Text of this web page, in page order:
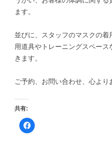
ます。
並びに、スタッフのマスクの
用道具やトレーニングスペー
きます。
ご予約、お問い合わせ、心より
共有:
F
a